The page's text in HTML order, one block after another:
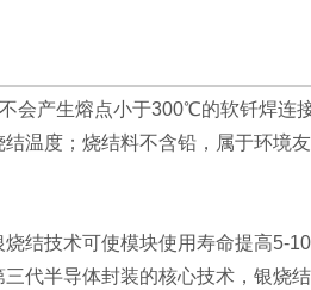
会产生熔点小于300℃的软钎焊连
温度；烧结料不含铅，属于环境
结技术可使模块使用寿命提高5-
代半导体封装的核心技术，银烧